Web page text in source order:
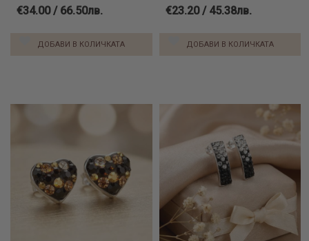
€34.00 / 66.50лв.
ДОБАВИ В КОЛИЧКАТА
€23.20 / 45.38лв.
ДОБАВИ В КОЛИЧКАТА